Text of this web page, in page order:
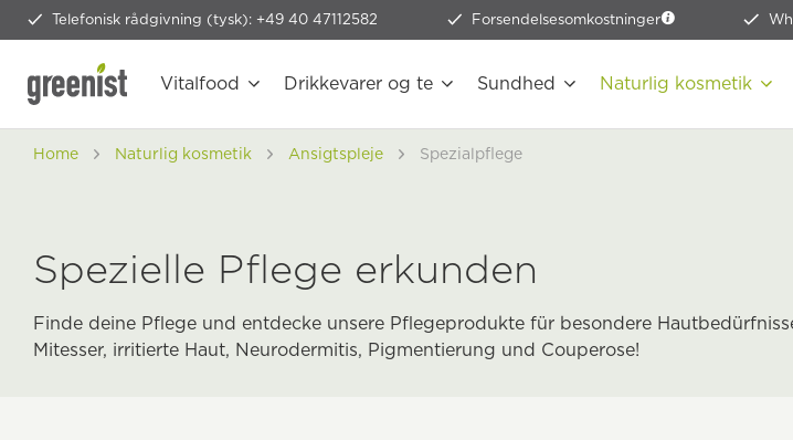
Telefonisk rådgivning (tysk): +49 40 47112582 Forsendelsesomkostninger
Vitalfood Drikkevarer og te Sundhed Naturlig kosmetik
Home Naturlig kosmetik Ansigtspleje Spezialpflege
Spezielle Pflege erkunden
Finde deine Pflege und entdecke unsere Pflegeprodukte für besondere
Mitesser, irritierte Haut, Neurodermitis, Pigmentierung und Couperose!